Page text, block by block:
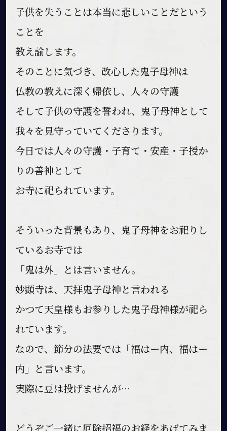
子供を失うことは本当に悲しいことだという
ことを
教え諭します。
そのことに気づき、改心した鬼子母神は
仏教の教えに深く帰依し、人々の守護
そして子供の守護を誓われ、鬼子母神として
我々を見守っていてくださります。
今日では人々の守護・子育て・安産・子授か
りの善神として
お寺に祀られています。
そういった背景もあり、鬼子母神をお祀りし
ているお寺では
「鬼は外」とは言いません。
妙顕寺は、天拝鬼子母神と言われる
かつて天皇様もお参りした鬼子母神様が祀ら
れています。
なので、節分の法要では「福はー内、福はー
内」と言います。
実際に豆は投げませんが…
どうぞご一緒に厄除招福のお経をあげてみま